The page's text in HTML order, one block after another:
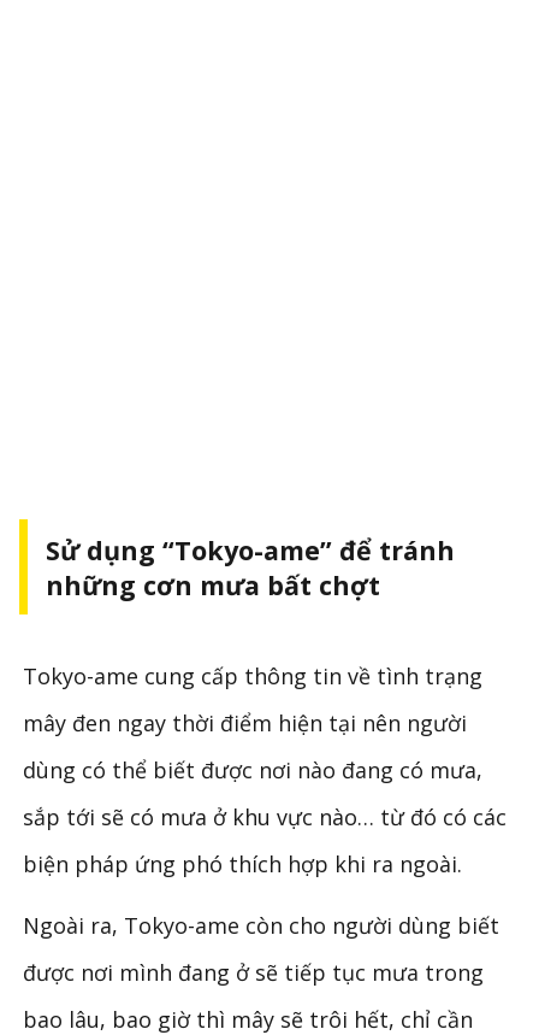
Sử dụng “Tokyo-ame” để tránh
những cơn mưa bất chợt
Tokyo-ame cung cấp thông tin về tình trạng
mây đen ngay thời điểm hiện tại nên người
dùng có thể biết được nơi nào đang có mưa,
sắp tới sẽ có mưa ở khu vực nào… từ đó có các
biện pháp ứng phó thích hợp khi ra ngoài.
Ngoài ra, Tokyo-ame còn cho người dùng biết
được nơi mình đang ở sẽ tiếp tục mưa trong
bao lâu, bao giờ thì mây sẽ trôi hết, chỉ cần